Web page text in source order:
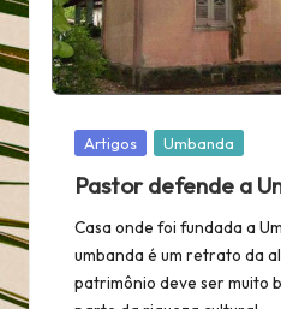
Posted
Artigos Umbanda
Pastor defende a
Casa onde foi fundada a
umbanda é um retrato da
patrimônio deve ser muito